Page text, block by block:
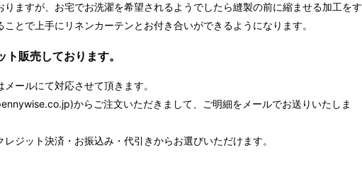
りますが、お宅でお洗濯を希望されるようでしたら縫製の前に縮ませる加工をす
とで上手にリネンカーテンとお付き合いができるようになります。
販売しております。
ールにて対応させて頂きます。
からご注文いただきまして、ご明細をメールでお送りいたしま
ジット決済・お振込み・代引きからお選びいただけます。